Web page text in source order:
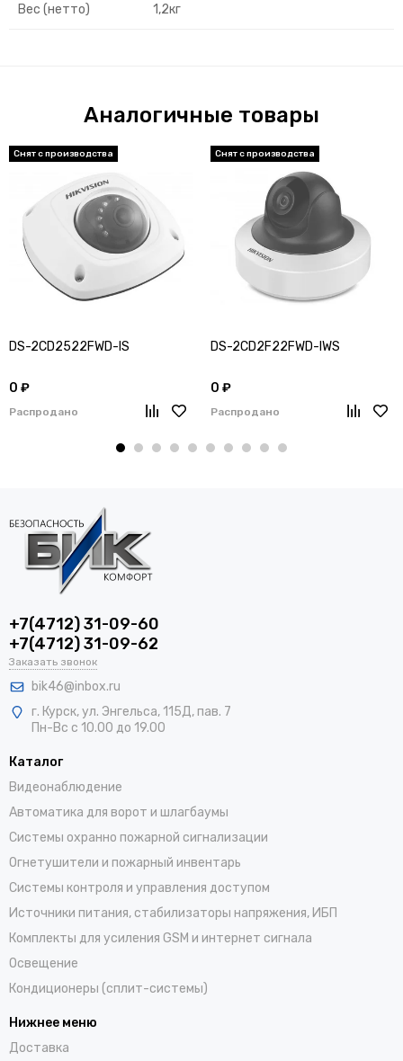
Вес (нетто) 1,2кг
Аналогичные товары
DS-2CD2522FWD-IS
0 ₽
Распродано
DS-2CD2F22FWD-IWS
0 ₽
Распродано
+7(4712) 31-09-60
+7(4712) 31-09-62
Заказать звонок
bik46@inbox.ru
г. Курск, ул. Энгельса, 115Д, пав. 7
Пн-Вс с 10.00 до 19.00
Каталог
Видеонаблюдение
Автоматика для ворот и шлагбаумы
Системы охранно пожарной сигнализации
Огнетушители и пожарный инвентарь
Системы контроля и управления доступом
Источники питания, стабилизаторы напряжения, ИБП
Комплекты для усиления GSM и интернет сигнала
Освещение
Кондиционеры (сплит-системы)
Нижнее меню
Доставка